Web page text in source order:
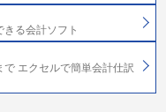
る会計ソフト
エクセルで簡単会計仕訳